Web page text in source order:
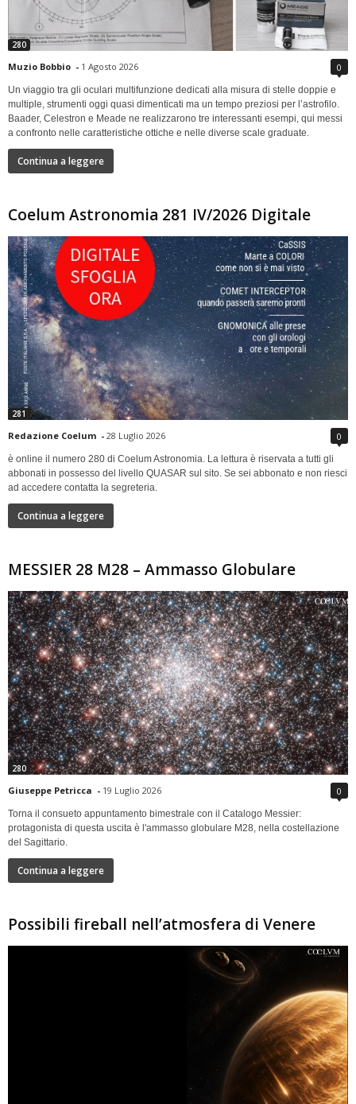
280
Muzio Bobbio - 1 Agosto 2026 0
Un viaggio tra gli oculari multifunzione dedicati alla misura di stelle doppie e
multiple, strumenti oggi quasi dimenticati ma un tempo preziosi per l’astrofilo.
Baader, Celestron e Meade ne realizzarono tre interessanti esempi, qui messi
a confronto nelle caratteristiche ottiche e nelle diverse scale graduate.
Continua a leggere
Coelum Astronomia 281 IV/2026 Digitale
281
Redazione Coelum - 28 Luglio 2026 0
è online il numero 280 di Coelum Astronomia. La lettura è riservata a tutti gli
abbonati in possesso del livello QUASAR sul sito. Se sei abbonato e non riesci
ad accedere contatta la segreteria.
Continua a leggere
MESSIER 28 M28 – Ammasso Globulare
280
Giuseppe Petricca - 19 Luglio 2026 0
Torna il consueto appuntamento bimestrale con il Catalogo Messier:
protagonista di questa uscita è l'ammasso globulare M28, nella costellazione
del Sagittario.
Continua a leggere
Possibili fireball nell’atmosfera di Venere